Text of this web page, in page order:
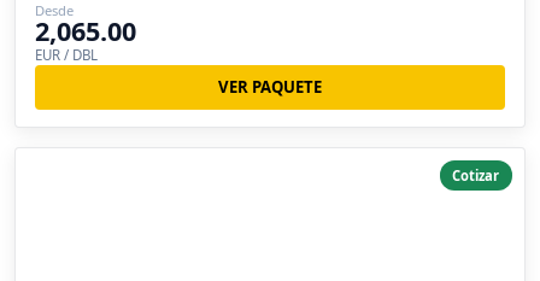
Desde
2,065.00
EUR / DBL
VER PAQUETE
Cotizar